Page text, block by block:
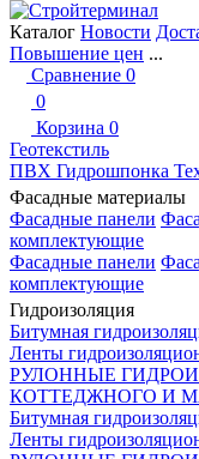
Каталог Новости
Повышение цен ...
Сравнение 0
0
Корзина 0
Геотекстиль
ПВХ Гидрошпонка
Фасадные материалы
Фасадные панели
комплектующие
Фасадные панели
комплектующие
Гидроизоляция
Битумная
Ленты
РУЛОННЫЕ
КОТТЕДЖНОГО И
Битумная
Ленты